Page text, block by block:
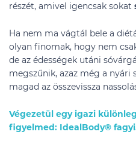
részét, amivel igencsak sokat
Ha nem ma vágtál bele a
olyan finomak, hogy nem
de az édességek utáni
megszűnik, azaz még a nyári
magad az összevissza
Végezetül egy igazi
figyelmed: IdealBody®